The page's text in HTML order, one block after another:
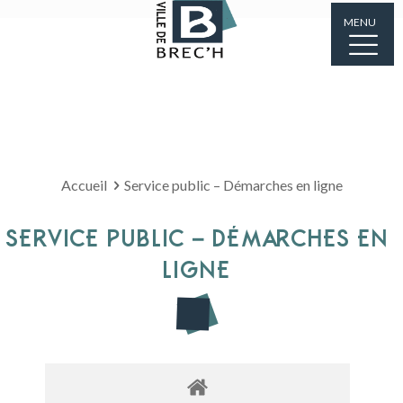
MENU
Accueil Service public – Démarches en ligne
SERVICE PUBLIC – DÉMARCHES EN
LIGNE